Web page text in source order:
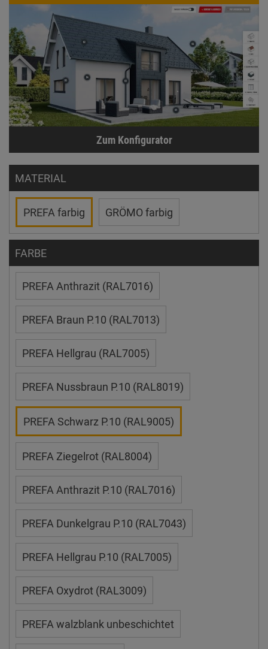
Zum Konfigurator
MATERIAL
PREFA farbig GRÖMO farbig
FARBE
PREFA Anthrazit (RAL7016)
PREFA Braun P.10 (RAL7013)
PREFA Hellgrau (RAL7005)
PREFA Nussbraun P.10 (RAL8019)
PREFA Schwarz P.10 (RAL9005)
PREFA Ziegelrot (RAL8004)
PREFA Anthrazit P.10 (RAL7016)
PREFA Dunkelgrau P.10 (RAL7043)
PREFA Hellgrau P.10 (RAL7005)
PREFA Oxydrot (RAL3009)
PREFA walzblank unbeschichtet